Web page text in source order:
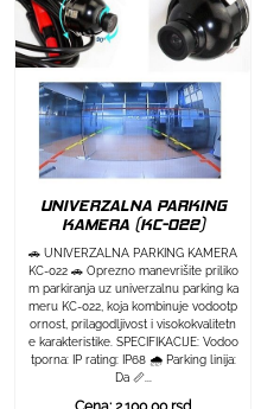
UNIVERZALNA PARKING
KAMERA (KC-022)
🚗 UNIVERZALNA PARKING KAMERA
KC-022 🚗 Oprezno manevrišite priliko
m parkiranja uz univerzalnu parking ka
meru KC-022, koja kombinuje vodootp
ornost, prilagodljivost i visokokvalitetn
e karakteristike. SPECIFIKACIJE: Vodoo
tporna: IP rating: IP68 🌧️ Parking linija:
Da 📏...